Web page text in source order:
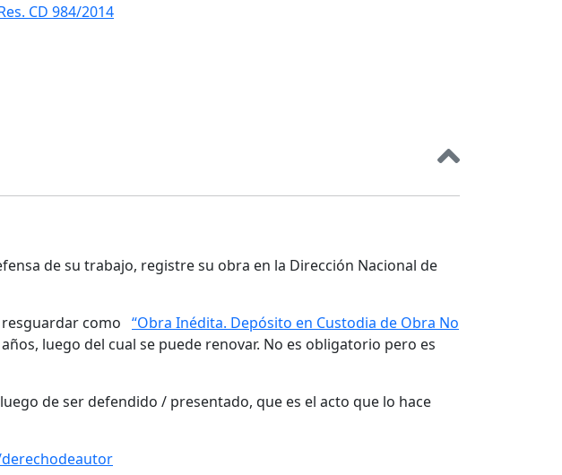
CD 984/2014
de su trabajo, registre su obra en la Dirección Nacional de
como “Obra Inédita. Depósito en Custodia de Obra No
luego del cual se puede renovar. No es obligatorio pero es
de ser defendido / presentado, que es el acto que lo hace